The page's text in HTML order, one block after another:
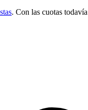
. Con las cuotas